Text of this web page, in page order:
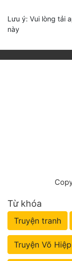
Lưu ý: Vui lòng tải
này
Từ khóa
Truyện tranh
Truyện Võ Hiệp